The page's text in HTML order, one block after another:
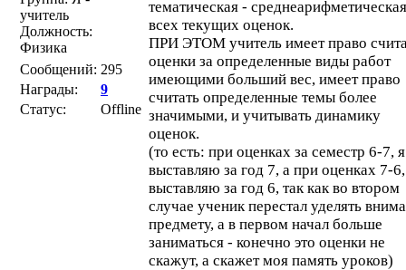
учитель
Должность:
Физика
Сообщений: 295
Награды:
9
Статус:
Offline
тематическая -
всех текущих оценок.
ПРИ ЭТОМ учитель имеет право
оценки за определенные виды работ
имеющими больший вес, имеет право
считать определенные темы более
значимыми, и учитывать динамику
оценок.
(то есть: при оценках за семестр 6-7, я
выставляю за год 7, а при оценках 7-
выставляю за год 6, так как во втором
случае ученик перестал уделять
предмету, а в первом начал больше
заниматься - конечно это оценки не
скажут, а скажет моя память уроков)